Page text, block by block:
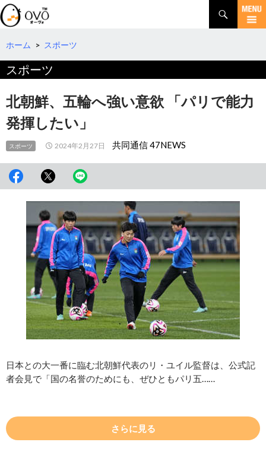
検
索
コ
テ
へ
動
ホーム > スポーツ
スポーツ
北朝鮮、五輪へ強い意欲 「パリで能力
発揮したい」
スポーツ 2024年2月27日 共同通信 47NEWS
日本との大一番に臨む北朝鮮代表のリ・ユイル監督は、公式記
者会見で「国の名誉のためにも、ぜひともパリ五……
さらに見る